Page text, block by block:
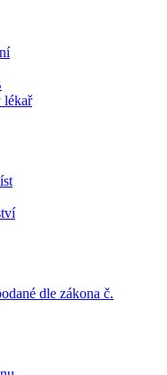
lékař
dle zákona č.